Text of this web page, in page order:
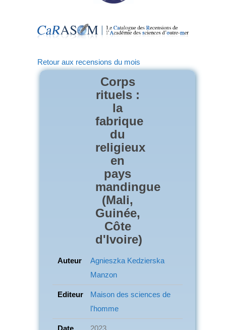
Retour aux recensions du mois
Corps
rituels :
la
fabrique
du
religieux
en
pays
mandingue
(Mali,
Guinée,
Côte
d'Ivoire)
Auteur
Agnieszka Kedzierska
Manzon
Editeur
Maison des sciences de
l'homme
Date 2023